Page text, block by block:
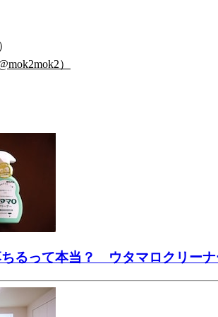
）
るって本当？ ウタマロクリーナ